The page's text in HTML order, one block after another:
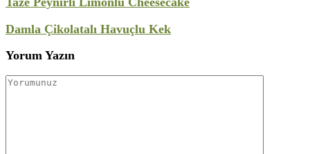
Damla Çikolatalı Havuçlu Kek
Yorum Yazın